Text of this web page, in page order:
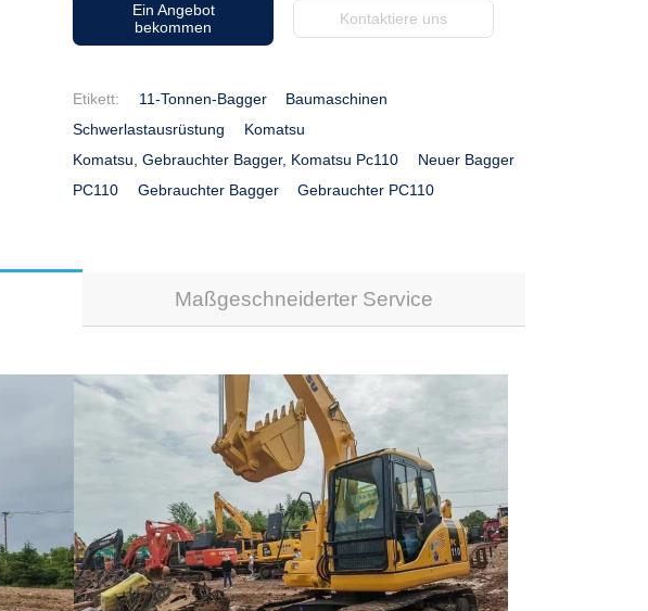
Ein Angebot
bekommen
Kontaktiere uns
Etikett: 11-Tonnen-Bagger
Baumaschinen
Schwerlastausrüstung
Komatsu
Komatsu, Gebrauchter Bagger, Komatsu Pc110
Neuer Bagger
PC110
Gebrauchter Bagger Gebrauchter PC110
Maßgeschneiderter Service